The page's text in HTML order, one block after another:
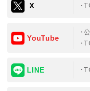
②共同して利用する者
③共同利用する者の利
【外部委託について】
X
YouTube
LINE